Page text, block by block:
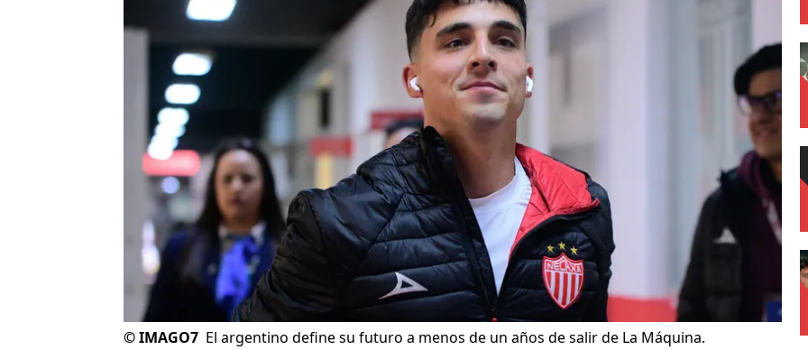
©IMAGO7 El argentino define su futuro a menos de un años de salir de La Máquina.